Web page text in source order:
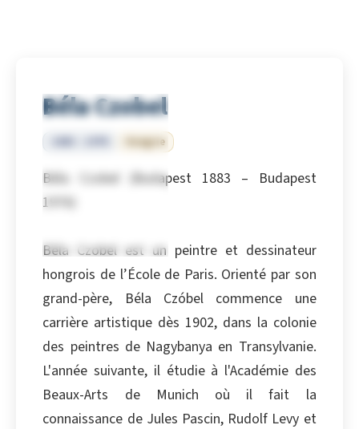
Béla Czobel
Hongrie
Béla Czobel (Budapest 1883 – Budapest
1976)
Béla Czobel est un peintre et dessinateur
hongrois de l’École de Paris. Orienté par son
grand-père, Béla Czóbel commence une
carrière artistique dès 1902, dans la colonie
des peintres de Nagybanya en Transylvanie.
L'année suivante, il étudie à l'Académie des
Beaux-Arts de Munich où il fait la
connaissance de Jules Pascin, Rudolf Levy et
Copier